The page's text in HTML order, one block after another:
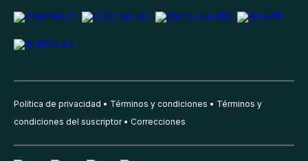
Política de privacidad Términos y condiciones
Términos y
condiciones del suscriptor
Correcciones